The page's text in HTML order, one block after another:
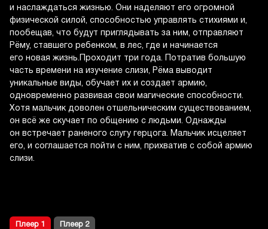
и наслаждаться жизнью. Они наделяют его огромной
физической силой, способностью управлять стихиями и,
пообещав, что будут приглядывать за ним, отправляют
Рёму, ставшего ребенком, в лес, где и начинается
его новая жизнь.Проходит три года. Потратив большую
часть времени на изучение слизи, Рёма выводит
уникальные виды, обучает их и создает армию,
одновременно развивая свои магические способности.
Хотя мальчик доволен отшельническим существованием,
он всё же скучает по общению с людьми. Однажды
он встречает раненого слугу герцога. Мальчик исцеляет
его, и соглашается пойти с ним, прихватив с собой армию
слизи.
Плеер 1 Плеер 2